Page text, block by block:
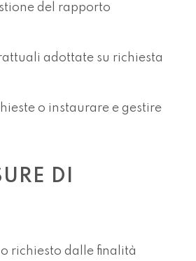
del rapporto
adottate su richiesta
o instaurare e gestire
DI
richiesto dalle finalità